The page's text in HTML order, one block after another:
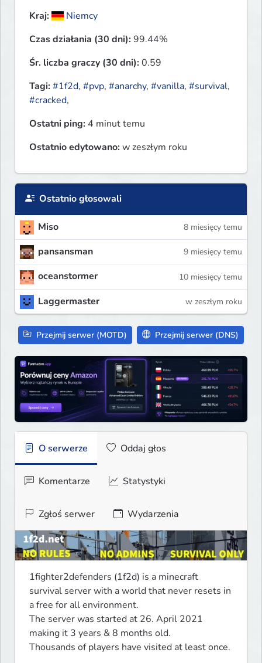
Kraj:
Niemcy
Czas działania (30 dni):99.44%
Śr. liczba graczy (30 dni):0.59
Tagi:#1f2d, #pvp, #anarchy, #vanilla, #survival,
#cracked,
Ostatni ping: 4 minut temu
Ostatnio edytowano:w zeszłym roku
Ostatnio głosowali
Miso 8 miesięcy temu
pansansman 9 miesięcy temu
oceanstormer 10 miesięcy temu
Laggermaster w zeszłym roku
Przejmij serwer (MOTD) Przejmij serwer (DNS)
O serwerze Oddaj głos
Komentarze Statystyki
Zgłoś serwer Wydarzenia
1fighter2defenders (1f2d) is a minecraft
survival server with a world that never resets in
a free for all environment.
The server was started at 26. April 2021
making it 3 years & 8 months old.
Thousands of players have visited at least once.